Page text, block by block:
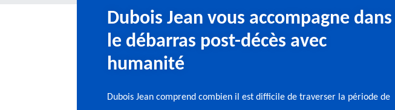
Dubois Jean vous accompagne dans
le débarras post-décès avec
humanité
Dubois Jean comprend combien il est difficile de traverser la période de